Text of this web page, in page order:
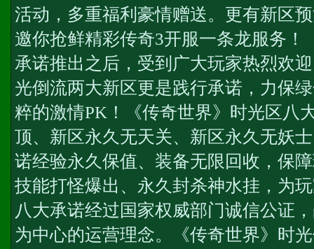
活动，多重福利豪情赠送。更有新区
邀你抢鲜精彩传奇3开服一条龙服务
承诺推出之后，受到广大玩家热烈欢
光倒流两大新区更是践行承诺，力保
粹的激情PK！《传奇世界》时光区八
顶、新区永久无天关、新区永久无妖
诺经验永久保值、装备无限回收，保
技能打怪爆出、永久封杀神水挂，为
八大承诺经过国家权威部门诚信公证
为中心的运营理念。《传奇世界》时